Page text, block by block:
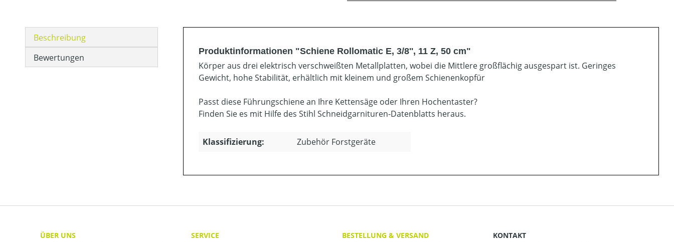
Beschreibung
Bewertungen
Produktinformationen "Schiene Rollomatic E, 3/8'', 11 Z, 50 cm"
Körper aus drei elektrisch verschweißten Metallplatten, wobei die Mittlere großflächig ausgespart ist. Geringes
Gewicht, hohe Stabilität, erhältlich mit kleinem und großem Schienenkopfür
Passt diese Führungschiene an Ihre Kettensäge oder Ihren Hochentaster?
Finden Sie es mit Hilfe des Stihl Schneidgarnituren-Datenblatts heraus.
Klassifizierung: Zubehör Forstgeräte
ÜBER UNS
SERVICE
BESTELLUNG & VERSAND
KONTAKT